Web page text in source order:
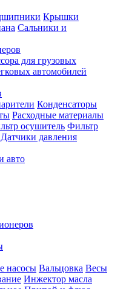
Крышки
Сальники и
для грузовых
автомобилей
Конденсаторы
Расходные материалы
осушитель Фильтр
Датчики давления
авто
насосы Вальцовка Весы
Инжектор масла